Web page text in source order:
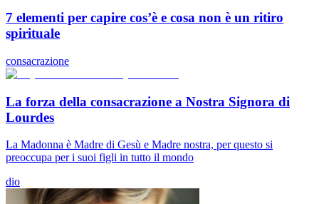
7 elementi per capire cos’è e cosa non è un ritiro
spirituale
consacrazione
La forza della consacrazione a Nostra Signora di
Lourdes
La Madonna è Madre di Gesù e Madre nostra, per questo si
preoccupa per i suoi figli in tutto il mondo
dio